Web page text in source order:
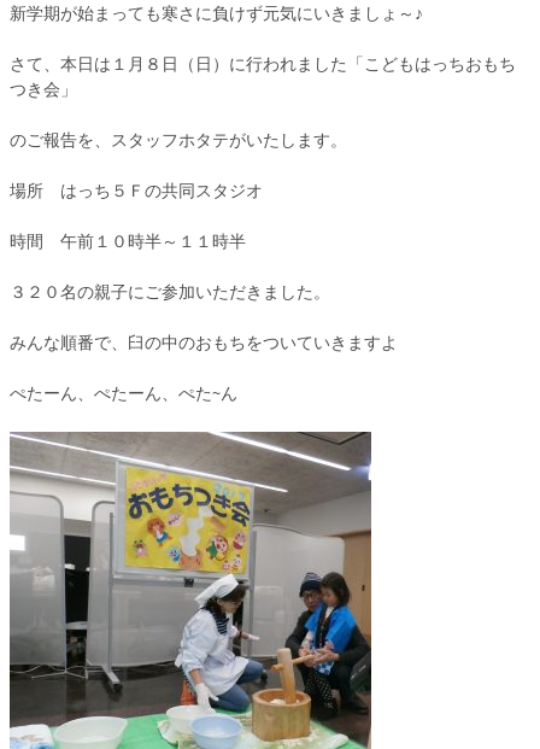
運営団体
新学期が始まっても寒さに負けず元気にいきましょ～♪
さて、本日は１月８日（日）に行われました「こどもはっちおもち
つき会」
のご報告を、スタッフホタテがいたします。
場所 はっち５Ｆの共同スタジオ
時間 午前１０時半～１１時半
３２０名の親子にご参加いただきました。
みんな順番で、臼の中のおもちをついていきますよ
ぺたーん、ぺたーん、ぺた~ん